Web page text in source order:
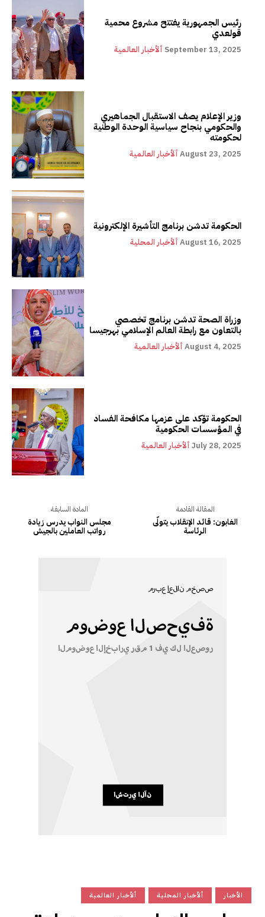
رئيس الجمهورية يفتتح مشروع محمية
قولعدي
ألأخبار العالمية September 13, 2025
وزير الإعلام يصف الاستقبال الجماهيري
والحكومي بنجاح سياسية الوحدة الوطنية
لحكومته
ألأخبار العالمية August 23, 2025
الحكومة تدشن برنامج التأشيرة الإلكترونية
ألأخبار المحلية August 16, 2025
وزراة الصحة تدشن برنامج تخصصي
بالتعاون مع رابطة العالم الإسلامي بهرجيسا
ألأخبار العالمية August 4, 2025
الحكومة تؤكد على عزمها مكافحة الفساد
في المؤسسات الحكومية
ألأخبار العالمية July 28, 2025
المادة السابقة
مجلس النواب يدرس زيادة
رواتب العاملين بالجيش
المقالة القادمة
الغابون: قائد الإنقلاب يتولّى
الرئاسة